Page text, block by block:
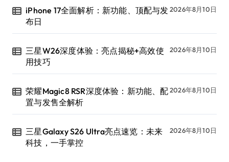
iPhone 17全面解析：新功能、顶配与发
布日
2026年8月10日
三星W26深度体验：亮点揭秘+高效使
用技巧
2026年8月10日
荣耀Magic8 RSR深度体验：新功能、配
置与发售全解析
2026年8月10日
三星Galaxy S26 Ultra亮点速览：未来
科技，一手掌控
2026年8月10日